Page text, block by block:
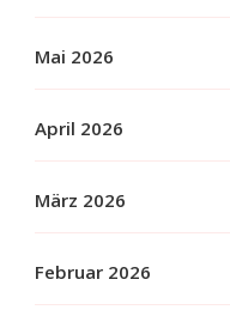
Mai 2026
April 2026
März 2026
Februar 2026